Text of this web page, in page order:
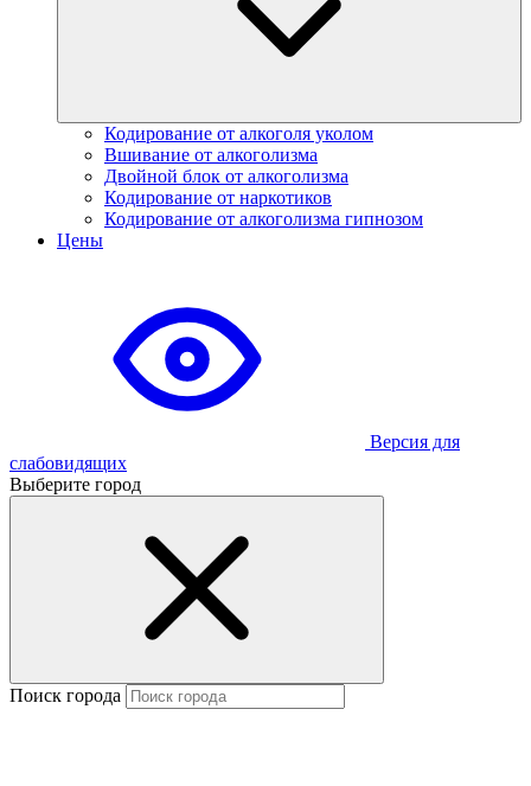
Кодирование от алкоголя уколом
Вшивание от алкоголизма
Двойной блок от алкоголизма
Кодирование от наркотиков
Кодирование от алкоголизма гипнозом
Цены
Версия для
слабовидящих
Выберите город
Поиск города